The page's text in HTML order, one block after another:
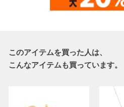
このアイテムを買った人は、
こんなアイテムも買っています。